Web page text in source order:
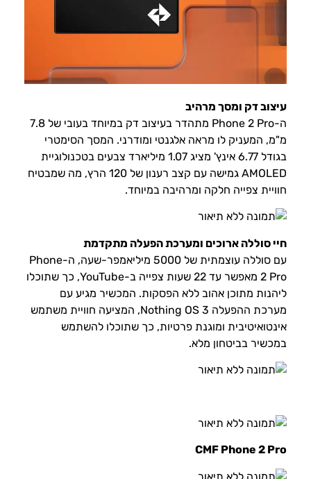
עיצוב דק ומסך מרהיב
ה-Phone 2 Pro מתהדר בעיצוב דק במיוחד בעובי של 7.8
מ"מ, המעניק לו מראה אלגנטי ומודרני. המסך הסימטרי
בגודל 6.77 אינץ' מציג 1.07 מיליארד צבעים בטכנולוגיית
AMOLED גמישה עם קצב רענון של 120 הרץ, מה שמבטיח
חוויית צפייה חלקה ומרהיבה במיוחד.
חיי סוללה ארוכים ומערכת הפעלה מתקדמת
עם סוללה עוצמתית של 5000 מיליאמפר-שעה, ה-Phone
2 Pro מאפשר עד 22 שעות צפייה ב-YouTube, כך שתוכלו
ליהנות מתוכן אהוב ללא הפסקות. המכשיר מגיע עם
מערכת ההפעלה Nothing OS 3, המציעה חוויית משתמש
אינטואיטיבית ומוגנת פרטיות, כך שתוכלו להשתמש
במכשיר בביטחון מלא.
CMF Phone 2 Pro